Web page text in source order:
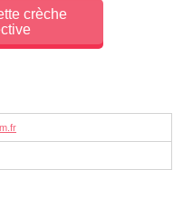
crèche